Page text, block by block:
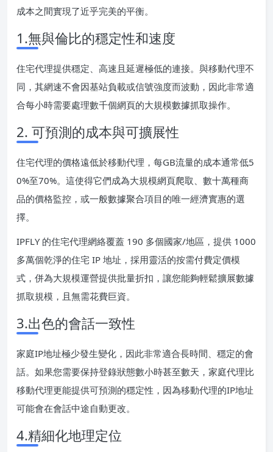
成本之間實現了近乎完美的平衡。
1.無與倫比的穩定性和速度
住宅代理提供穩定、高速且延遲極低的連接。與移動代理不
同，其網速不會因基站負載或信號強度而波動，因此非常適
合每小時需要處理數千個網頁的大規模數據抓取操作。
2. 可預測的成本與可擴展性
住宅代理的價格遠低於移動代理，每GB流量的成本通常低5
0%至70%。這使得它們成為大規模網頁爬取、數十萬種商
品的價格監控，或一般數據聚合項目的唯一經濟實惠的選
擇。
IPFLY 的住宅代理網絡覆蓋 190 多個國家/地區，提供 1000
多萬個乾淨的住宅 IP 地址，採用靈活的按需付費定價模
式，併為大規模運營提供批量折扣，讓您能夠輕鬆擴展數據
抓取規模，且無需花費巨資。
3.出色的會話一致性
家庭IP地址極少發生變化，因此非常適合長時間、穩定的會
話。如果您需要保持登錄狀態數小時甚至數天，家庭代理比
移動代理更能提供可預測的穩定性，因為移動代理的IP地址
可能會在會話中途自動更改。
4.精細化地理定位